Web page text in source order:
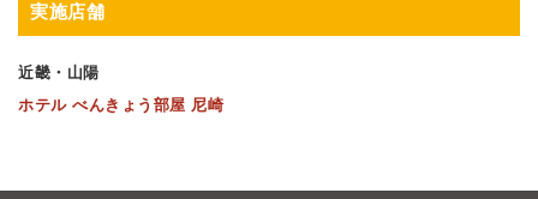
実施店舗
近畿・山陽
ホテル べんきょう部屋 尼崎